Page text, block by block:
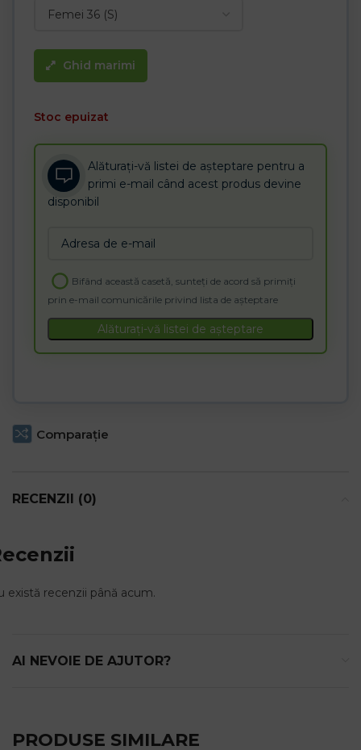
Ghid marimi
Stoc epuizat
Alăturați-vă listei de așteptare pentru a
primi e-mail când acest produs devine
disponibil
Bifând această casetă, sunteți de acord să primiți
prin e-mail comunicările privind lista de așteptare
your
email
address
to
join
the
waitlist
Alăturați-vă listei de așteptare
Comparaţie
RECENZII (0)
există recenzii până acum.
AI NEVOIE DE AJUTOR?
PRODUSE SIMILARE